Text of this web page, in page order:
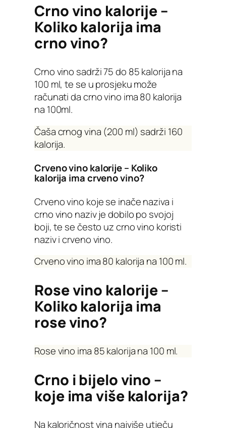
Crno vino kalorije –
Koliko kalorija ima
crno vino?
Crno vino sadrži 75 do 85 kalorija na
100 ml, te se u prosjeku može
računati da crno vino ima 80 kalorija
na 100ml.
Čaša crnog vina (200 ml) sadrži 160
kalorija.
Crveno vino kalorije – Koliko
kalorija ima crveno vino?
Crveno vino koje se inače naziva i
crno vino naziv je dobilo po svojoj
boji, te se često uz crno vino koristi
naziv i crveno vino.
Crveno vino ima 80 kalorija na 100 ml.
Rose vino kalorije –
Koliko kalorija ima
rose vino?
Rose vino ima 85 kalorija na 100 ml.
Crno i bijelo vino –
koje ima više kalorija?
Na kaloričnost vina najviše utječu